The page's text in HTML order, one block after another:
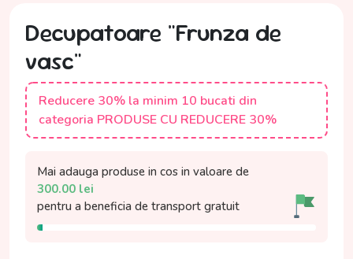
Decupatoare "Frunza de
vasc"
Reducere 30% la minim 10 bucati din
categoria PRODUSE CU REDUCERE 30%
Mai adauga produse in cos in valoare de
300.00 lei
pentru a beneficia de transport gratuit